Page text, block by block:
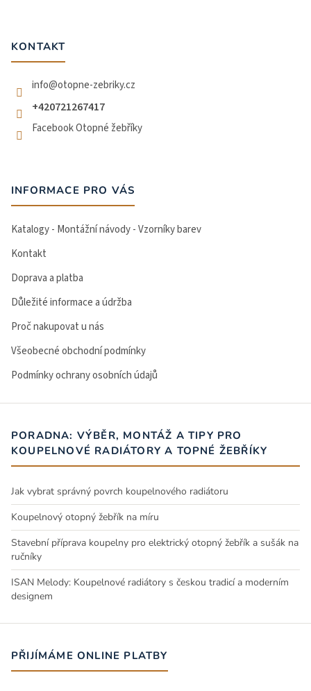
KONTAKT
info@otopne-zebriky.cz
+420721267417
Facebook Otopné žebříky
INFORMACE PRO VÁS
Katalogy - Montážní návody - Vzorníky barev
Kontakt
Doprava a platba
Důležité informace a údržba
Proč nakupovat u nás
Všeobecné obchodní podmínky
Podmínky ochrany osobních údajů
PORADNA: VÝBĚR, MONTÁŽ A TIPY PRO
KOUPELNOVÉ RADIÁTORY A TOPNÉ ŽEBŘÍKY
Jak vybrat správný povrch koupelnového radiátoru
Koupelnový otopný žebřík na míru
Stavební příprava koupelny pro elektrický otopný žebřík a sušák na
ručníky
ISAN Melody: Koupelnové radiátory s českou tradicí a moderním
designem
PŘIJÍMÁME ONLINE PLATBY